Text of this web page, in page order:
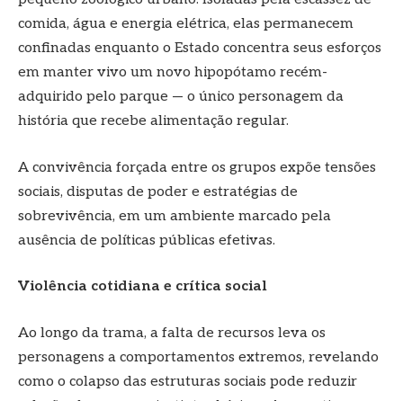
comida, água e energia elétrica, elas permanecem
confinadas enquanto o Estado concentra seus esforços
em manter vivo um novo hipopótamo recém-
adquirido pelo parque — o único personagem da
história que recebe alimentação regular.
A convivência forçada entre os grupos expõe tensões
sociais, disputas de poder e estratégias de
sobrevivência, em um ambiente marcado pela
ausência de políticas públicas efetivas.
Violência cotidiana e crítica social
Ao longo da trama, a falta de recursos leva os
personagens a comportamentos extremos, revelando
como o colapso das estruturas sociais pode reduzir